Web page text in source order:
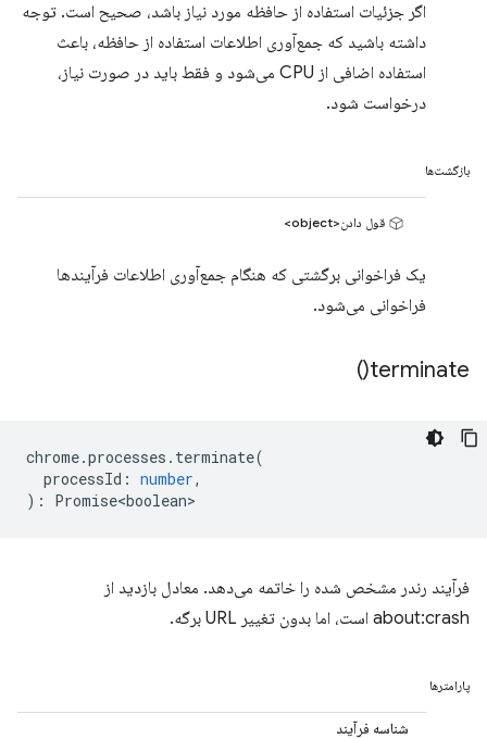
اگر جزئیات استفاده از حافظه مورد نیاز باشد، صحیح است. توجه
داشته باشید که جمع‌آوری اطلاعات استفاده از حافظه، باعث
استفاده اضافی از CPU می‌شود و فقط باید در صورت نیاز،
درخواست شود.
بازگشت‌ها
قول دادن<object>
یک فراخوانی برگشتی که هنگام جمع‌آوری اطلاعات فرآیندها
فراخوانی می‌شود.
terminate(
)
chrome.processes . terminate(
processId : number,
) : Promise<boolean>
فرآیند رندر مشخص شده را خاتمه می‌دهد. معادل بازدید از
about:crash است، اما بدون تغییر URL برگه.
پارامترها
شناسه فرآیند